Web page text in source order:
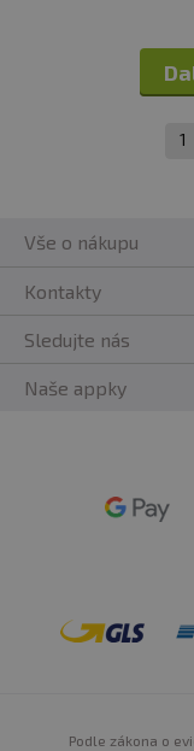
1
Vše o nákupu
Kontakty
Sledujte nás
Naše appky
Podle zákona o